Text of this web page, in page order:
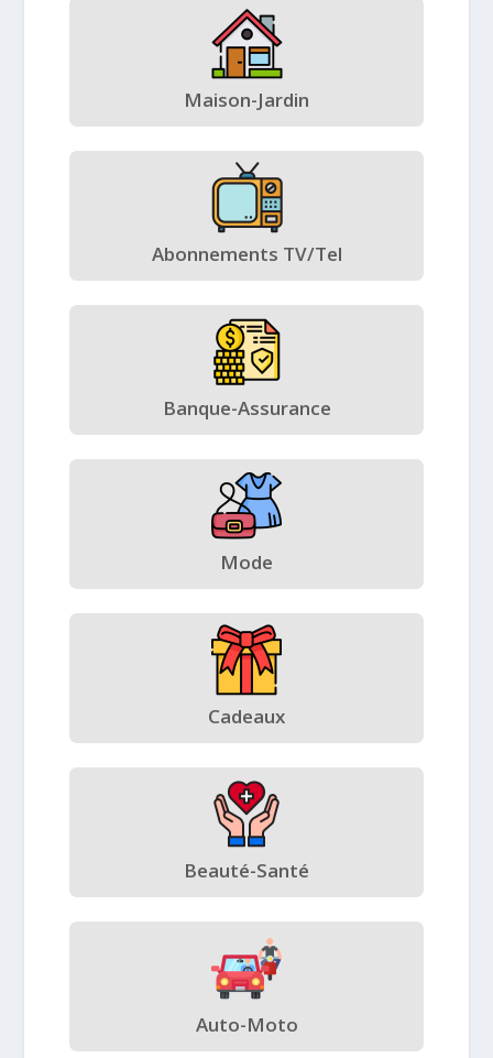
Maison-Jardin
Abonnements TV/Tel
Banque-Assurance
Mode
Cadeaux
Beauté-Santé
Auto-Moto